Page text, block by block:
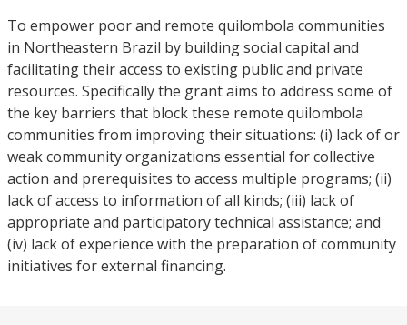
To empower poor and remote quilombola communities
in Northeastern Brazil by building social capital and
facilitating their access to existing public and private
resources. Specifically the grant aims to address some of
the key barriers that block these remote quilombola
communities from improving their situations: (i) lack of or
weak community organizations essential for collective
action and prerequisites to access multiple programs; (ii)
lack of access to information of all kinds; (iii) lack of
appropriate and participatory technical assistance; and
(iv) lack of experience with the preparation of community
initiatives for external financing.